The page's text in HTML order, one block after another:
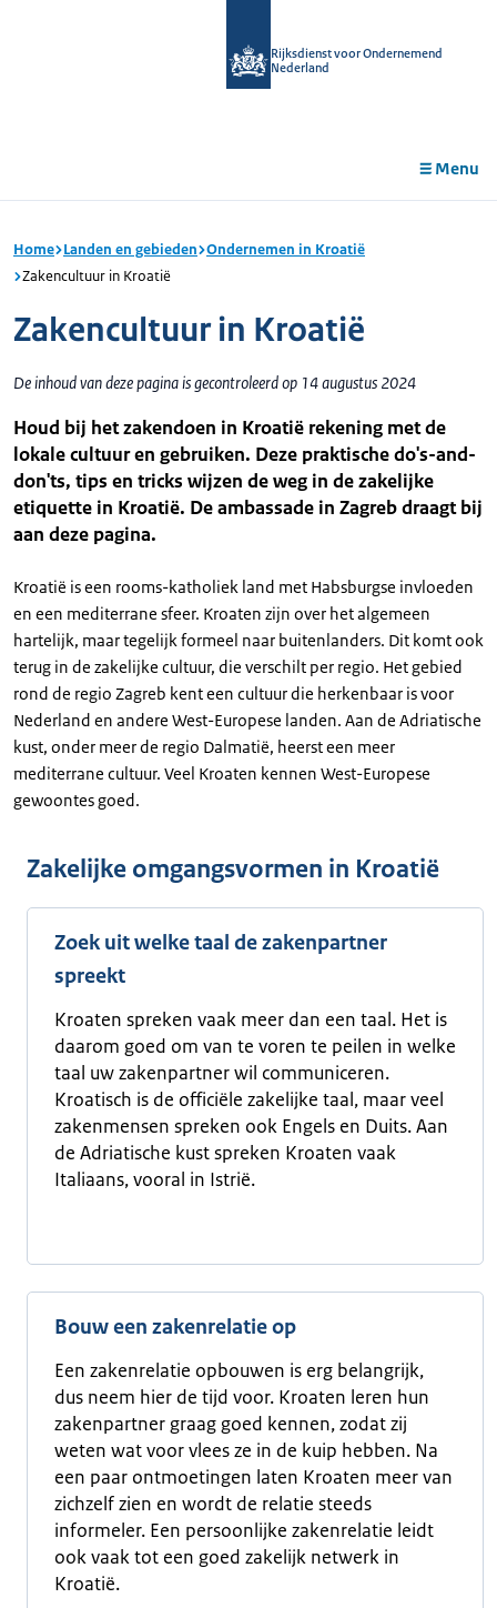
Rijksdienst voor Ondernemend
Nederland
Menu
Home Landen en gebieden Ondernemen in Kroatië
Zakencultuur in Kroatië
Zakencultuur in Kroatië
De inhoud van deze pagina is gecontroleerd op 14 augustus 2024
Houd bij het zakendoen in Kroatië rekening met de
lokale cultuur en gebruiken. Deze praktische do's-and-
don'ts, tips en tricks wijzen de weg in de zakelijke
etiquette in Kroatië. De ambassade in Zagreb draagt bij
aan deze pagina.
Kroatië is een rooms-katholiek land met Habsburgse invloeden
en een mediterrane sfeer. Kroaten zijn over het algemeen
hartelijk, maar tegelijk formeel naar buitenlanders. Dit komt ook
terug in de zakelijke cultuur, die verschilt per regio. Het gebied
rond de regio Zagreb kent een cultuur die herkenbaar is voor
Nederland en andere West-Europese landen. Aan de Adriatische
kust, onder meer de regio Dalmatië, heerst een meer
mediterrane cultuur. Veel Kroaten kennen West-Europese
gewoontes goed.
Zakelijke omgangsvormen in Kroatië
Zoek uit welke taal de zakenpartner
spreekt
Kroaten spreken vaak meer dan een taal. Het is
daarom goed om van te voren te peilen in welke
taal uw zakenpartner wil communiceren.
Kroatisch is de officiële zakelijke taal, maar veel
zakenmensen spreken ook Engels en Duits. Aan
de Adriatische kust spreken Kroaten vaak
Italiaans, vooral in Istrië.
Bouw een zakenrelatie op
Een zakenrelatie opbouwen is erg belangrijk,
dus neem hier de tijd voor. Kroaten leren hun
zakenpartner graag goed kennen, zodat zij
weten wat voor vlees ze in de kuip hebben. Na
een paar ontmoetingen laten Kroaten meer van
zichzelf zien en wordt de relatie steeds
informeler. Een persoonlijke zakenrelatie leidt
ook vaak tot een goed zakelijk netwerk in
Kroatië.